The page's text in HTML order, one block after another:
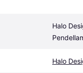
Halo
Halo